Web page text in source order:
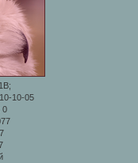
10-05
0